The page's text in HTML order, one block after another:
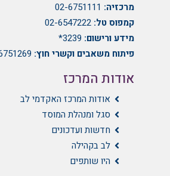
מרכזיה: 02-6751111
קמפוס טל: 02-6547222
מידע ורישום: 3239*
פיתוח משאבים וקשרי חוץ:
אודות המרכז
אודות המרכז האקדמי לב
סגל ומנהלת המוסד
חדשות ועדכונים
לב בקהילה
היו שותפים